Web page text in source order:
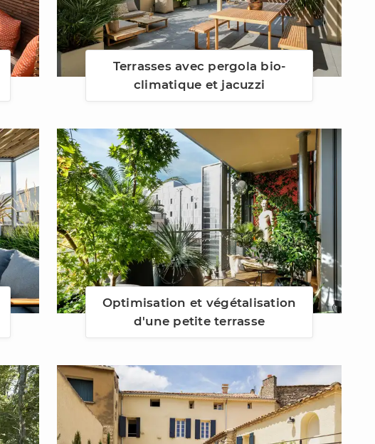
Terrasses avec pergola bio-
climatique et jacuzzi
Optimisation et végétalisation
d'une petite terrasse